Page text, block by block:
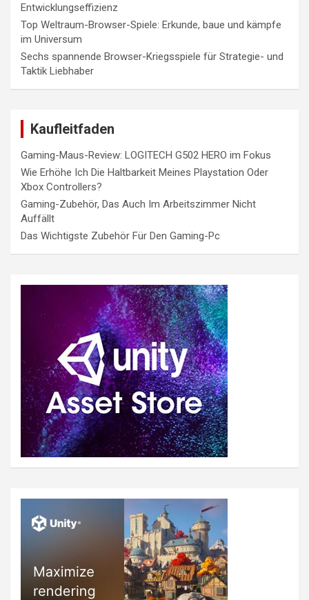
Entwicklungseffizienz
Top Weltraum-Browser-Spiele: Erkunde, baue und kämpfe
im Universum
Sechs spannende Browser-Kriegsspiele für Strategie- und
Taktik Liebhaber
Kaufleitfaden
Gaming-Maus-Review: LOGITECH G502 HERO im Fokus
Wie Erhöhe Ich Die Haltbarkeit Meines Playstation Oder
Xbox Controllers?
Gaming-Zubehör, Das Auch Im Arbeitszimmer Nicht
Auffällt
Das Wichtigste Zubehör Für Den Gaming-Pc